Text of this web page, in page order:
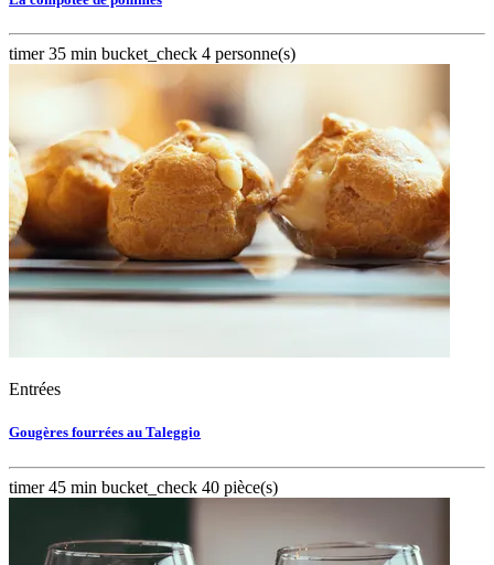
timer35 min bucket_check 4 personne(s)
Entrées
Gougères fourrées au Taleggio
timer45 min bucket_check 40 pièce(s)